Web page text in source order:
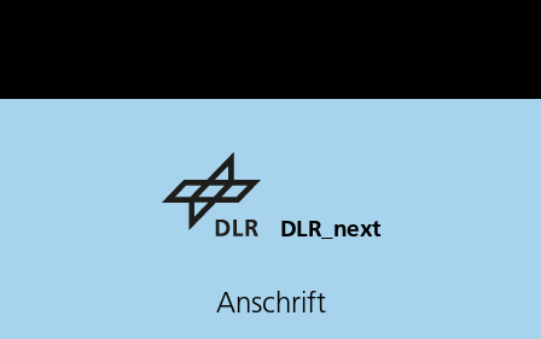
DLR_next
Anschrift